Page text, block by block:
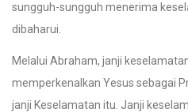
sungguh-sungguh menerima
dibaharui.
Melalui Abraham, janji
memperkenalkan Yesus sebagai
janji Keselamatan itu. Janji